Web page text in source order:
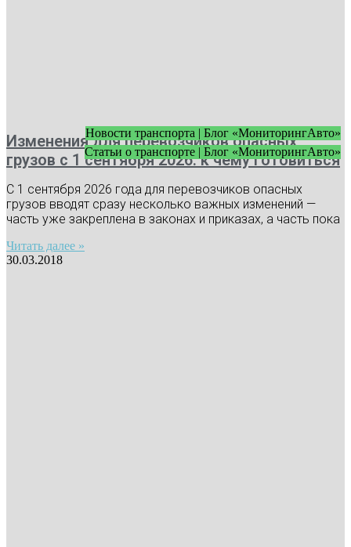
Новости транспорта | Блог «МониторингАвто»
Статьи о транспорте | Блог «МониторингАвто»
Изменения для перевозчиков опасных
грузов с 1 сентября 2026: к чему готовиться
С 1 сентября 2026 года для перевозчиков опасных
грузов вводят сразу несколько важных изменений —
часть уже закреплена в законах и приказах, а часть пока
Читать далее »
30.03.2018